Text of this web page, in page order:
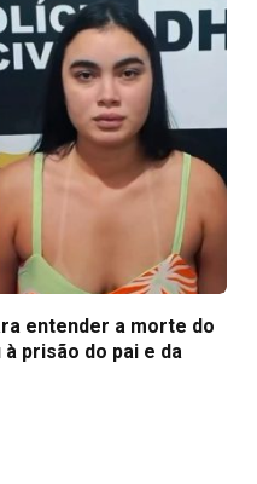
entender a morte do
prisão do pai e da